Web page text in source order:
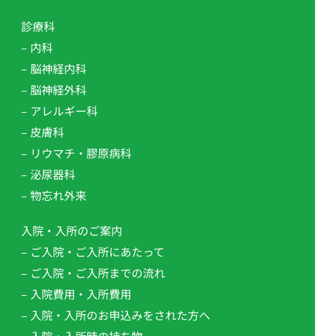
診療科
– 内科
– 脳神経内科
– 脳神経外科
– アレルギー科
– 皮膚科
– リウマチ・膠原病科
– 泌尿器科
– 物忘れ外来
入院・入所のご案内
– ご入院・ご入所にあたって
– ご入院・ご入所までの流れ
– 入院費用・入所費用
– 入院・入所のお申込みをされた方へ